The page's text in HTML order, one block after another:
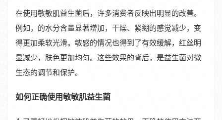
在使用敏敏肌益生菌后，许多消费者反映出明显的改善。
例如，的水分含量显著增加，干燥、紧绷的感觉减少，变
得更加柔软光滑。敏感的情况也得到了有效缓解，红丝明
显减少，肤色更加均匀。这些效果的背后，是益生菌对微
生态的调节和保护。
如何正确使用敏敏肌益生菌